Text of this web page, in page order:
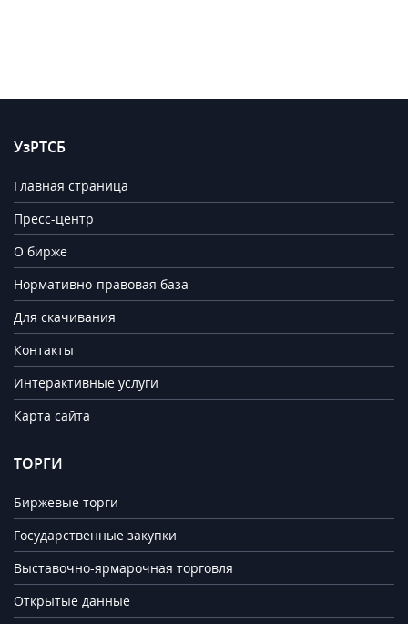
УзРТСБ
Главная страница
Пресс-центр
О бирже
Нормативно-правовая база
Для скачивания
Контакты
Интерактивные услуги
Карта сайта
ТОРГИ
Биржевые торги
Государственные закупки
Выставочно-ярмарочная торговля
Открытые данные